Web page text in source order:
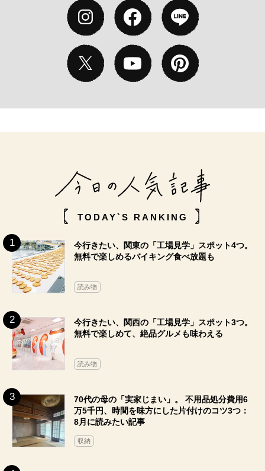
TODAY`S RANKING
今行きたい、関東の「工場見学」スポット4つ。
無料で楽しめるバイキング食べ放題も
読み物
今行きたい、関西の「工場見学」スポット3つ。
無料で楽しめて、絶品グルメも味わえる
読み物
70代の母の「実家じまい」。 不用品処分費用6
万5千円、時間を味方にした片付けのコツ3つ：
8月に読みたい記事
収納